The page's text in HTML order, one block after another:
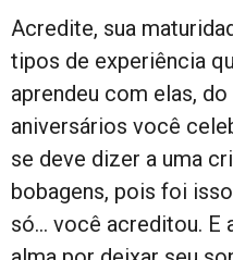
Acredite, sua
tipos de experiência
aprendeu com elas,
aniversários você
se deve dizer a uma
bobagens, pois foi
só… você acreditou. E